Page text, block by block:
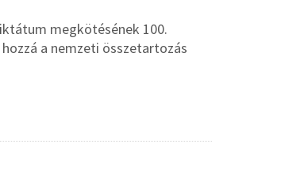
megkötésének 100.
a nemzeti összetartozás